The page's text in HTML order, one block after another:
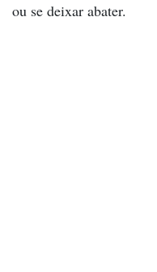
ou se deixar abater.